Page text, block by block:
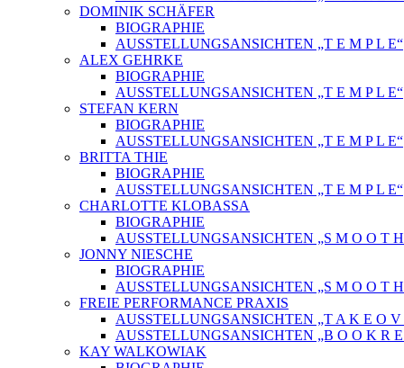
DOMINIK SCHÄFER
BIOGRAPHIE
AUSSTELLUNGSANSICHTEN „T E M P L E“
ALEX GEHRKE
BIOGRAPHIE
AUSSTELLUNGSANSICHTEN „T E M P L E“
STEFAN KERN
BIOGRAPHIE
AUSSTELLUNGSANSICHTEN „T E M P L E“
BRITTA THIE
BIOGRAPHIE
AUSSTELLUNGSANSICHTEN „T E M P L E“
CHARLOTTE KLOBASSA
BIOGRAPHIE
AUSSTELLUNGSANSICHTEN „S M O O T
JONNY NIESCHE
BIOGRAPHIE
AUSSTELLUNGSANSICHTEN „S M O O T
FREIE PERFORMANCE PRAXIS
AUSSTELLUNGSANSICHTEN „T A K E O V
AUSSTELLUNGSANSICHTEN „B O O K R E
KAY WALKOWIAK